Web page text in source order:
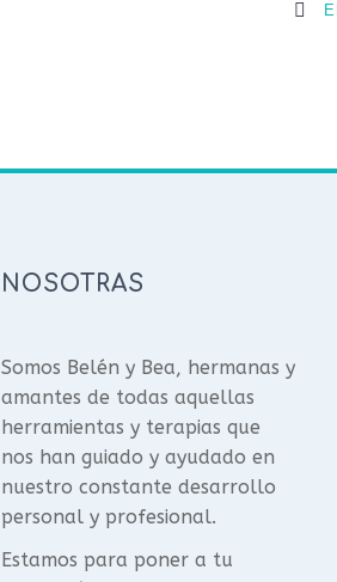
NOSOTRAS
Somos Belén y Bea, hermanas y
amantes de todas aquellas
herramientas y terapias que
nos han guiado y ayudado en
nuestro constante desarrollo
personal y profesional.
Estamos para poner a tu